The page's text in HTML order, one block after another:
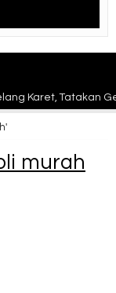
Karet, Tatakan
murah